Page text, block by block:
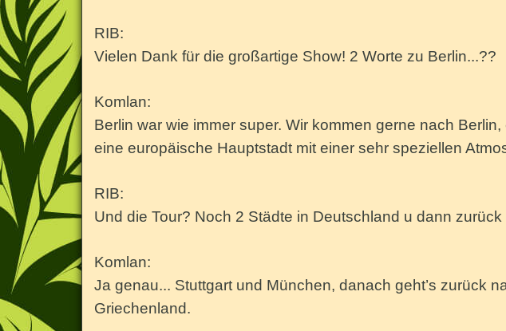
RIB:
Vielen Dank für die großartige Show! 2 Worte zu Berlin...??
Komlan:
Berlin war wie immer super. Wir kommen gerne nach
eine europäische Hauptstadt mit einer sehr speziellen
RIB:
Und die Tour? Noch 2 Städte in Deutschland u dann
Komlan:
Ja genau... Stuttgart und München, danach geht’s zurück
Griechenland.